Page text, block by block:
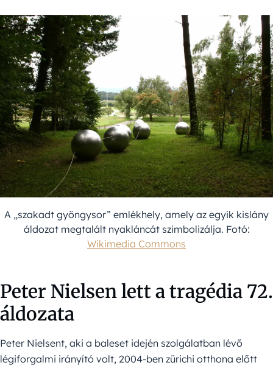
A „szakadt gyöngysor” emlékhely, amely az egyik kislány
áldozat megtalált nyakláncát szimbolizálja. Fotó:
Wikimedia Commons
Peter Nielsen lett a tragédia 72.
áldozata
Peter Nielsent, aki a baleset idején szolgálatban lévő
légiforgalmi irányító volt, 2004-ben zürichi otthona előtt